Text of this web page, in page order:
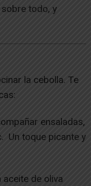
todo, y
la cebolla. Te
ensaladas,
Un toque picante y
aceite de oliva